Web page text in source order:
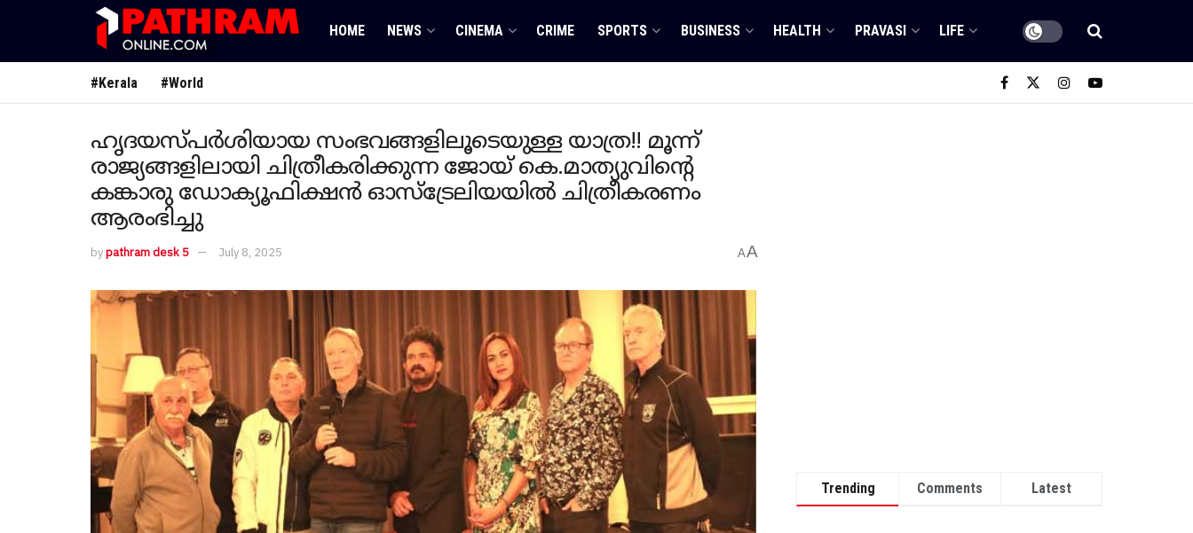
HOME NEWS CINEMA CRIME SPORTS BUSINESS HEALTH PRAVASI LIFE
#Kerala #World
ഹൃദയസ്പർശിയായ സംഭവങ്ങളിലൂടെയുള്ള യാത്ര!! മൂന്ന്
രാജ്യങ്ങളിലായി ചിത്രീകരിക്കുന്ന ജോയ് കെ.മാത്യുവിന്റെ
കങ്കാരു ഡോക്യൂഫിക്ഷൻ ഓസ്ട്രേലിയയിൽ ചിത്രീകരണം
ആരംഭിച്ചു
bypathram desk 5 July 8, 2025 AA
Trending Comments Latest